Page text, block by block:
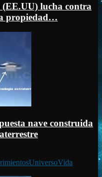
lucha contra
propiedad…
nave construida
UniversoVida